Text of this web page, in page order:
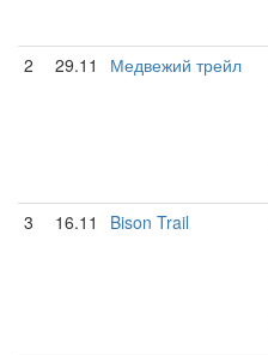
2 29.11 Медвежий трейл
3 16.11 Bison Trail